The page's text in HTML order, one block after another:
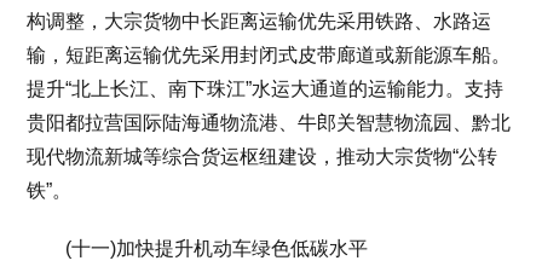
构调整，大宗货物中长距离运输优先采用铁路、水路运
输，短距离运输优先采用封闭式皮带廊道或新能源车船。
提升“北上长江、南下珠江”水运大通道的运输能力。支持
贵阳都拉营国际陆海通物流港、牛郎关智慧物流园、黔北
现代物流新城等综合货运枢纽建设，推动大宗货物“公转
铁”。
(十一)加快提升机动车绿色低碳水平